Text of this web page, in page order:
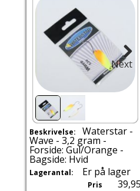
Next
Beskrivelse: Waterstar -
Wave - 3,2 gram -
Forside: Gul/Orange -
Bagside: Hvid
Lagerantal: Er på lager
Pris 39,95